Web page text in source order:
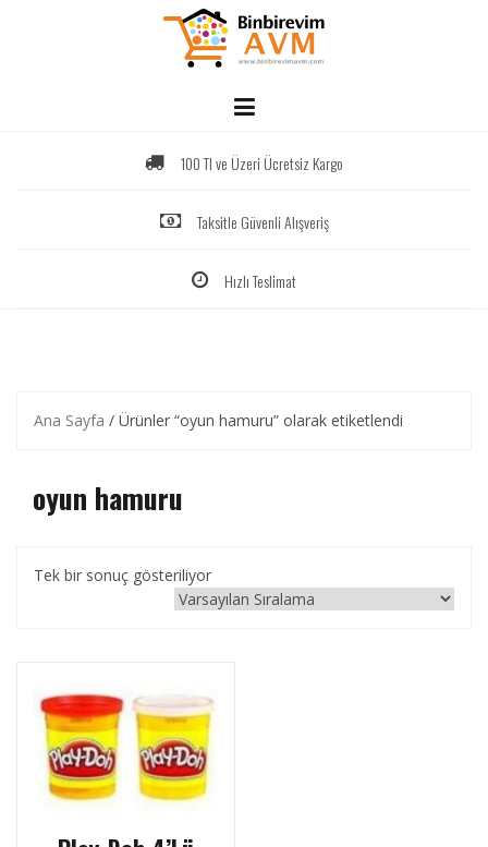
100 Tl ve Üzeri Ücretsiz Kargo
Taksitle Güvenli Alışveriş
Hızlı Teslimat
Ana Sayfa / Ürünler “oyun hamuru” olarak etiketlendi
oyun hamuru
Tek bir sonuç gösteriliyor